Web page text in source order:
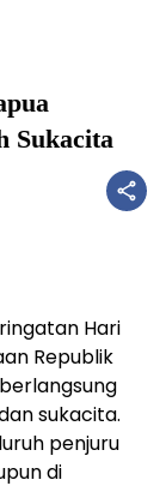
Sukacita
Hari
Republik
sukacita.
penjuru
di